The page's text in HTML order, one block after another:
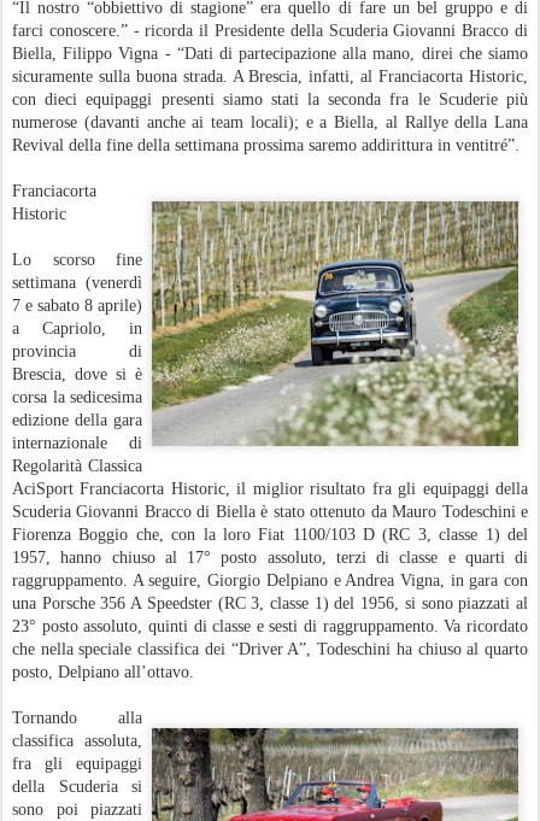
“Il nostro “obbiettivo di stagione” era quello di fare un bel gruppo e di
farci conoscere.” - ricorda il Presidente della Scuderia Giovanni Bracco di
Biella, Filippo Vigna - “Dati di partecipazione alla mano, direi che siamo
sicuramente sulla buona strada. A Brescia, infatti, al Franciacorta Historic,
con dieci equipaggi presenti siamo stati la seconda fra le Scuderie più
numerose (davanti anche ai team locali); e a Biella, al Rallye della Lana
Revival della fine della settimana prossima saremo addirittura in ventitré”.
Franciacorta
Historic
Lo scorso fine
settimana (venerdì
7 e sabato 8 aprile)
a Capriolo, in
provincia di
Brescia, dove si è
corsa la sedicesima
edizione della gara
internazionale di
Regolarità Classica
AciSport Franciacorta Historic, il miglior risultato fra gli equipaggi della
Scuderia Giovanni Bracco di Biella è stato ottenuto da Mauro Todeschini e
Fiorenza Boggio che, con la loro Fiat 1100/103 D (RC 3, classe 1) del
1957, hanno chiuso al 17° posto assoluto, terzi di classe e quarti di
raggruppamento. A seguire, Giorgio Delpiano e Andrea Vigna, in gara con
una Porsche 356 A Speedster (RC 3, classe 1) del 1956, si sono piazzati al
23° posto assoluto, quinti di classe e sesti di raggruppamento. Va ricordato
che nella speciale classifica dei “Driver A”, Todeschini ha chiuso al quarto
posto, Delpiano all’ottavo.
Tornando alla
classifica assoluta,
fra gli equipaggi
della Scuderia si
sono poi piazzati